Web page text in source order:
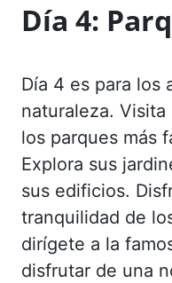
Día 4:
Día 4 es para los
naturaleza. Visita
los parques más
Explora sus
sus edificios.
tranquilidad de
dirígete a la
disfrutar de una